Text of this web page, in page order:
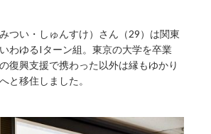
つい・しゅんすけ）さん（29）は関東
わゆるIターン組。東京の大学を卒業
復興支援で携わった以外は縁もゆかり
と移住しました。